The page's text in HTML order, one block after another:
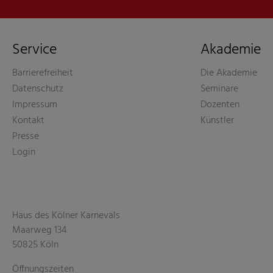
Service
Barrierefreiheit
Datenschutz
Impressum
Kontakt
Presse
Login
Akademie
Die Akademie
Seminare
Dozenten
Künstler
Haus des Kölner Karnevals
Maarweg 134
50825 Köln
Öffnungszeiten